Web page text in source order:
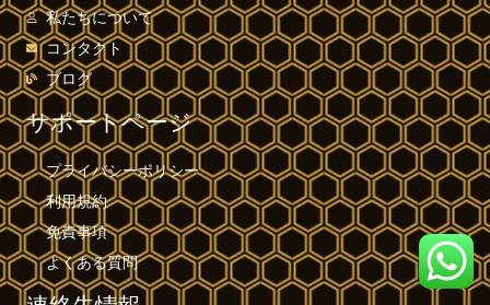
私たちについて
コンタクト
ブログ
サポートページ
プライバシーポリシー
利用規約
免責事項
よくある質問